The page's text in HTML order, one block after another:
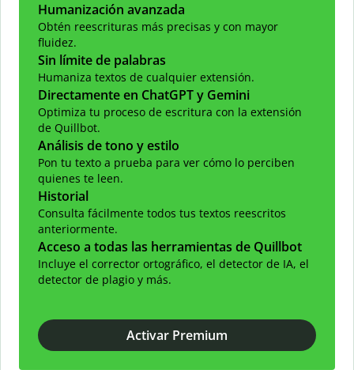
Humanización avanzada
Obtén reescrituras más precisas y con mayor
fluidez.
Sin límite de palabras
Humaniza textos de cualquier extensión.
Directamente en ChatGPT y Gemini
Optimiza tu proceso de escritura con la extensión
de Quillbot.
Análisis de tono y estilo
Pon tu texto a prueba para ver cómo lo perciben
quienes te leen.
Historial
Consulta fácilmente todos tus textos reescritos
anteriormente.
Acceso a todas las herramientas de Quillbot
Incluye el corrector ortográfico, el detector de IA, el
detector de plagio y más.
Activar Premium